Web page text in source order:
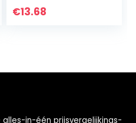
verschillende
€13.68
in-één prijsvergelijkings-